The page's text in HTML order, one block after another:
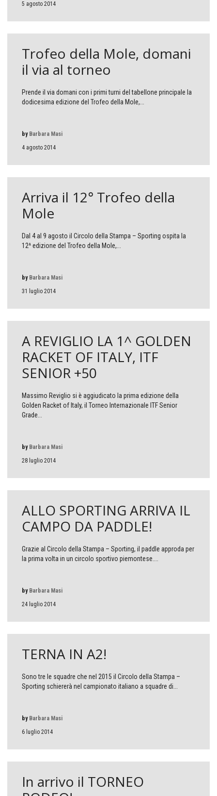
5 agosto 2014
Trofeo della Mole, domani
il via al torneo
Prende il via domani con i primi turni del tabellone principale la
dodicesima edizione del Trofeo della Mole,...
4 agosto 2014
by Barbara Masi
Arriva il 12° Trofeo della
Mole
Dal 4 al 9 agosto il Circolo della Stampa – Sporting ospita la
12^ edizione del Trofeo della Mole,...
31 luglio 2014
by Barbara Masi
A REVIGLIO LA 1^ GOLDEN
RACKET OF ITALY, ITF
SENIOR +50
Massimo Reviglio si è aggiudicato la prima edizione della
Golden Racket of Italy, il Torneo Internazionale ITF Senior
Grade...
28 luglio 2014
by Barbara Masi
ALLO SPORTING ARRIVA IL
CAMPO DA PADDLE!
Grazie al Circolo della Stampa – Sporting, il paddle approda per
la prima volta in un circolo sportivo piemontese....
24 luglio 2014
by Barbara Masi
TERNA IN A2!
Sono tre le squadre che nel 2015 il Circolo della Stampa –
Sporting schiererà nel campionato italiano a squadre di...
6 luglio 2014
by Barbara Masi
In arrivo il TORNEO